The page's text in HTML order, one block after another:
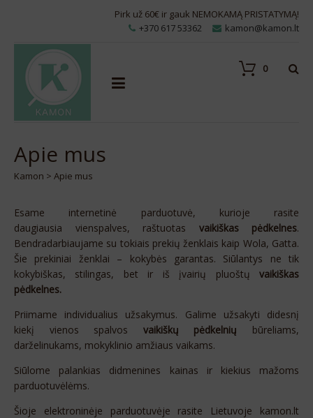
Pirk už 60€ ir gauk NEMOKAMĄ PRISTATYMĄ!
+370 617 53362
kamon@kamon.lt
0
Apie mus
Kamon > Apie mus
Esame internetinė parduotuvė, kurioje rasite
daugiausia vienspalves, raštuotas vaikiškas pėdkelnes.
Bendradarbiaujame su tokiais prekių ženklais kaip Wola, Gatta.
Šie prekiniai ženklai – kokybės garantas. Siūlantys ne tik
kokybiškas, stilingas, bet ir iš įvairių pluoštų vaikiškas
pėdkelnes.
Priimame individualius užsakymus. Galime užsakyti didesnį
kiekį vienos spalvos vaikiškų pėdkelnių būreliams,
darželinukams, mokyklinio amžiaus vaikams.
Siūlome palankias didmenines kainas ir kiekius mažoms
parduotuvėlėms.
Šioje elektroninėje parduotuvėje rasite Lietuvoje kamon.lt